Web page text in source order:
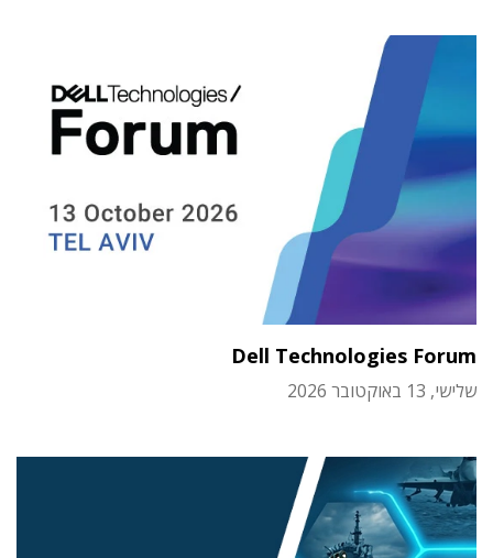
Dell Technologies Forum
שלישי, 13 באוקטובר 2026